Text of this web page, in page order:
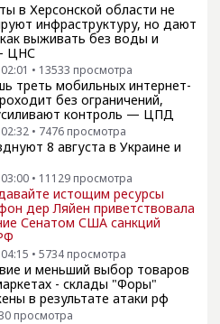
в Херсонской области не
инфраструктуру, но дают
выживать без воды и
ЦНС
• 13533 просмотра
треть мобильных интернет-
без ограничений,
контроль — ЦПД
02:32 • 7476 просмотра
8 августа в Украине и
03:00 • 11129 просмотра
истощим ресурсы
дер Ляйен приветствовала
Сенатом США санкций
• 5734 просмотра
и меньший выбор товаров
- склады "Форы"
в результате атаки рф
просмотра